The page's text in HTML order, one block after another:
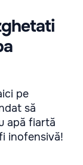
pe
să
apă fiartă
inofensivă!